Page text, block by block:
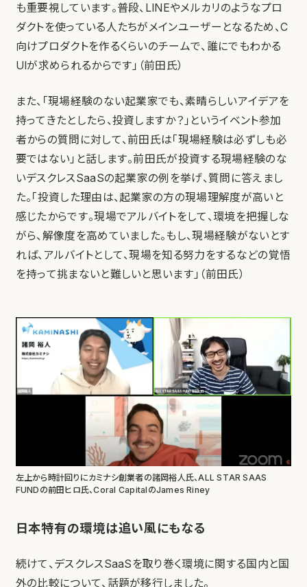
も重要視しています。普段、LINEやメルカリのようなプロ
ダクトを使っている人たちがメインユーザーとなるため、C
向けプロダクトを作るくらいのチームで、誰にでもわかる
UIが求められるからです」（前田氏）
また、「現場経験のない起業家でも、素晴らしいアイデアを
持ってきたとしたら、投資しますか？」というイベント参加
者からの質問に対して、前田氏は「現場経験は必ずしも必
要ではない」と話します。前田氏が投資する現場経験のな
いデスクレスSaaSの起業家の例を挙げ、質問に答えまし
た。「投資した理由は、起業家の方の現場理解度が高いと
感じたからです。現場でアルバイトをして、環境を把握しな
がら、解像度を高めていました。もし、現場経験がないとす
れば、アルバイトとして、現場を知る努力をするなどの覚悟
を持って挑まないと難しいと思います」（前田氏）
左上から時計回りにカミナシ創業者の諸岡裕人氏、ALL STAR SAAS
FUNDの前田ヒロ氏、Coral CapitalのJames Riney
日本特有の環境は追い風にもなる
続けて、デスクレスSaaSを取り巻く環境に関する国内と国
外の比較について、話題が移行しました。